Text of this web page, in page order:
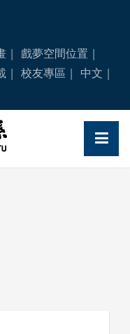
戲夢空間位置
校友專區
中文